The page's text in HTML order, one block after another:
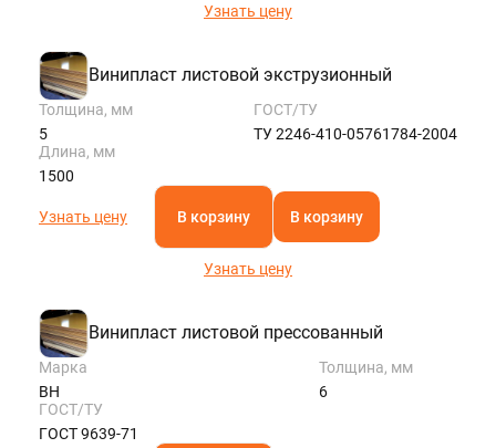
Узнать цену
Винипласт листовой экструзионный
Толщина, мм
5
ГОСТ/ТУ
ТУ 2246-410-05761784-2004
Длина, мм
1500
Узнать цену В корзину В корзину
Узнать цену
Винипласт листовой прессованный
Марка
ВН
Толщина, мм
6
ГОСТ/ТУ
ГОСТ 9639-71